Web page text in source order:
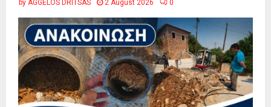
by AGGELOS DRITSAS 2 August 2026 0